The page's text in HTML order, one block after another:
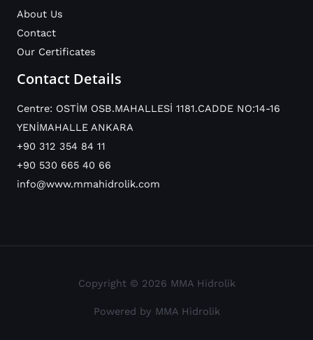
About Us
Contact
Our Certificates
Contact Details
Centre: OSTİM OSB.MAHALLESİ 1181.CADDE NO:14-16
YENİMAHALLE ANKARA
+90 312 354 84 11
+90 530 665 40 66
info@www.mmahidrolik.com
Copyright © 2026 MMA Hidrolik
Powered by MMA Hidrolik